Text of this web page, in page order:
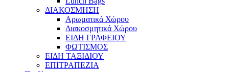
ΔΙΑΚΟΣΜΗΣΗ
Αρωματικά Χώρου
Διακοσμητικά Χώρου
ΕΙΔΗ ΓΡΑΦΕΙΟΥ
ΦΩΤΙΣΜΟΣ
ΕΙΔΗ ΤΑΞΙΔΙΟΥ
ΕΠΙΤΡΑΠΕΖΙΑ